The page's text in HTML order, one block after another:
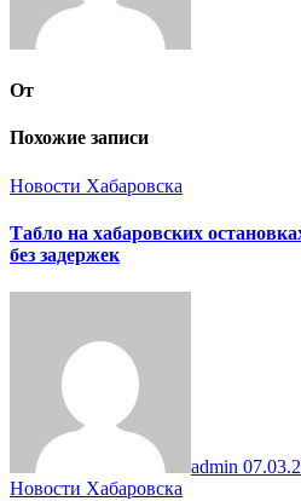
От
Похожие записи
Новости Хабаровска
Табло на хабаровских
без задержек
admin
Новости Хабаровска